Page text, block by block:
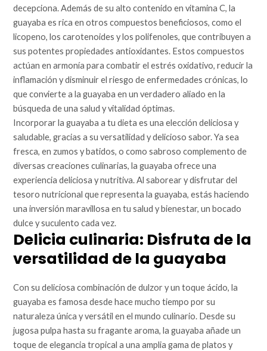
decepciona. Además de su alto contenido en vitamina C, la
guayaba es rica en otros compuestos beneficiosos, como el
licopeno, los carotenoides y los polifenoles, que contribuyen a
sus potentes propiedades antioxidantes. Estos compuestos
actúan en armonía para combatir el estrés oxidativo, reducir la
inflamación y disminuir el riesgo de enfermedades crónicas, lo
que convierte a la guayaba en un verdadero aliado en la
búsqueda de una salud y vitalidad óptimas.
Incorporar la guayaba a tu dieta es una elección deliciosa y
saludable, gracias a su versatilidad y delicioso sabor. Ya sea
fresca, en zumos y batidos, o como sabroso complemento de
diversas creaciones culinarias, la guayaba ofrece una
experiencia deliciosa y nutritiva. Al saborear y disfrutar del
tesoro nutricional que representa la guayaba, estás haciendo
una inversión maravillosa en tu salud y bienestar, un bocado
dulce y suculento cada vez.
Delicia culinaria: Disfruta de la
versatilidad de la guayaba
Con su deliciosa combinación de dulzor y un toque ácido, la
guayaba es famosa desde hace mucho tiempo por su
naturaleza única y versátil en el mundo culinario. Desde su
jugosa pulpa hasta su fragante aroma, la guayaba añade un
toque de elegancia tropical a una amplia gama de platos y